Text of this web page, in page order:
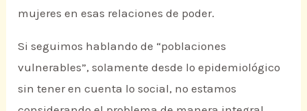
mujeres en esas relaciones de poder.
Si seguimos hablando de “poblaciones
vulnerables”, solamente desde lo epidemiológico
sin tener en cuenta lo social, no estamos